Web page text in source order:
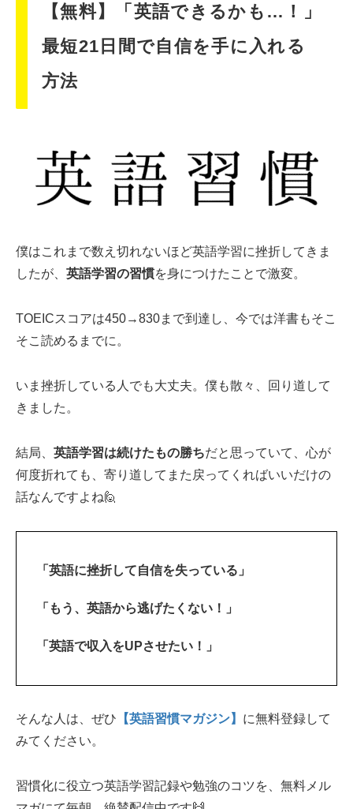
【無料】「英語できるかも…！」
最短21日間で自信を手に入れる
方法
僕はこれまで数え切れないほど英語学習に挫折してきま
したが、 英語学習の習慣を身につけたことで激変。
TOEICスコアは450→830まで到達し、今では洋書もそこ
そこ読めるまでに。
いま挫折している人でも大丈夫。僕も散々、回り道して
きました。
結局、 英語学習は続けたもの勝ちだと思っていて、心が
何度折れても、寄り道してまた戻ってくればいいだけの
話なんですよね🙋‍
「英語に挫折して自信を失っている」
「もう、英語から逃げたくない！」
「英語で収入をUPさせたい！」
そんな人は、ぜひ 【英語習慣マガジン】 に無料登録して
みてください。
習慣化に役立つ英語学習記録や勉強のコツを、無料メル